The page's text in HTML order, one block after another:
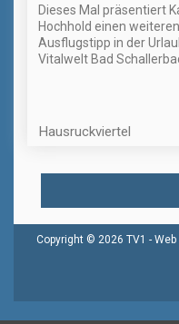
Dieses Mal präsentiert
Hochhold einen weiteren
Ausflugstipp in der
Vitalwelt Bad
Hausruckviertel
Copyright © 2026 TV1 - Web